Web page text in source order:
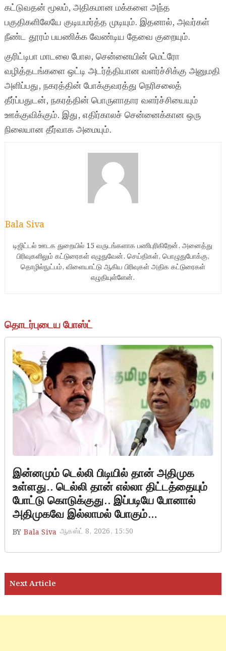
கட்டுவதன் மூலம், அதிகமான மக்களை அந்த
பகுதிகளிலேயே குடியமர்த்த முடியும். இதனால், அவர்கள்
நீண்ட தூரம் பயணிக்க வேண்டிய தேவை குறையும்.
குரிட்டிபா மாடலை போல, சென்னையின் மெட்ரோ
வழித்தடங்களை ஒட்டி அடர்த்தியான வளர்ச்சிக்கு அனுமதி
அளிப்பது, நகரத்தின் போக்குவரத்து நெரிசலைத்
தீர்ப்பதுடன், நகரத்தின் பொருளாதார வளர்ச்சியையும்
ஊக்குவிக்கும். இது, எதிர்காலச் சென்னைக்கான ஒரு
நிலையான தீர்வாக அமையும்.
Bala Siva
டிஜிட்டல் ஊடக துறையில் 15 வருடங்களாக பணிபுரிகிறேன். அனைத்து
பிரிவுகளிலும் கட்டுரைகள் எழுதுவேன். செய்திகள், பொழுதுபோக்கு,
தொழில்நுட்பம், விளையாட்டு ஆகிய பிரிவுகள் அதிக கட்டுரைகள்
எழுதியுள்ளேன்.
தொடர்புடைய போஸ்ட்
இன்னமும் டெல்லி பிடியில் தான் அதிமுக
உள்ளது.. டெல்லி தான் எல்லா திட்டத்தையும்
போட்டு கொடுக்குது.. இப்படியே போனால்
அதிமுகவே இல்லாமல் போகும்…
BY Bala Siva ஆகஸ்ட் 8, 2026, 15:50